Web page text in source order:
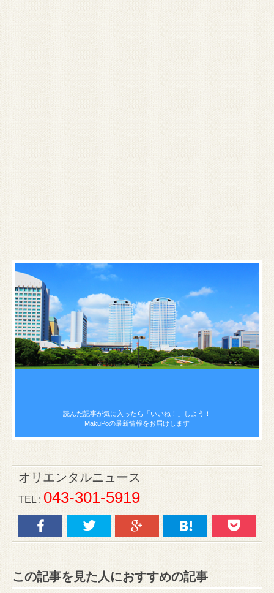
読んだ記事が気に入ったら 「いいね！」しよう！
MakuPoの最新情報をお届けします
オリエンタルニュース
TEL : 043-301-5919
この記事を見た人におすすめの記事